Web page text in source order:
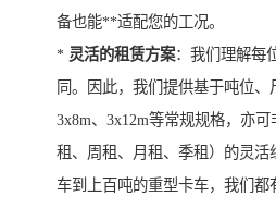
备也能**适配您的工况。
* 灵活的租赁方案：我们理解每
同。因此，我们提供基于吨位、
3x8m、3x12m等常规规格，亦
租、周租、月租、季租）的灵活
车到上百吨的重型卡车，我们都